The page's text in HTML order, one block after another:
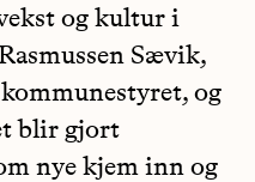
og kultur i
Sævik,
og
blir gjort
nye kjem inn og